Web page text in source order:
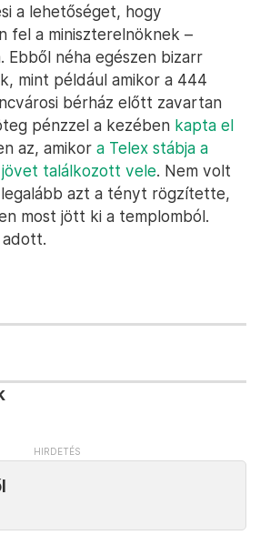
a lehetőséget, hogy
fel a miniszterelnöknek –
Ebből néha egészen bizarr
mint például amikor a 444
bérház előtt zavartan
pénzzel a kezében kapta el
az, amikor a Telex stábja a
találkozott vele. Nem volt
azt a tényt rögzítette,
most jött ki a templomból.